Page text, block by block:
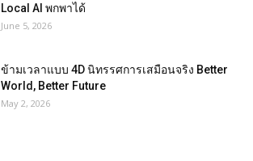
Local AI พกพาได้
June 5, 2026
ข้ามเวลาแบบ 4D นิทรรศการเสมือนจริง Better
World, Better Future
May 2, 2026